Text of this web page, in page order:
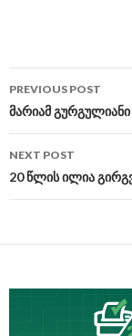
Post
navigation
PREVIOUS POST
მარიამ
NEXT POST
20 წლის ილია